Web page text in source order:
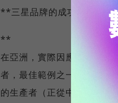
**三星品牌的成功
**
在亞洲，實際因應建立強勢
者，最佳範例之一當屬韓國
的生產者（正從中國興起）